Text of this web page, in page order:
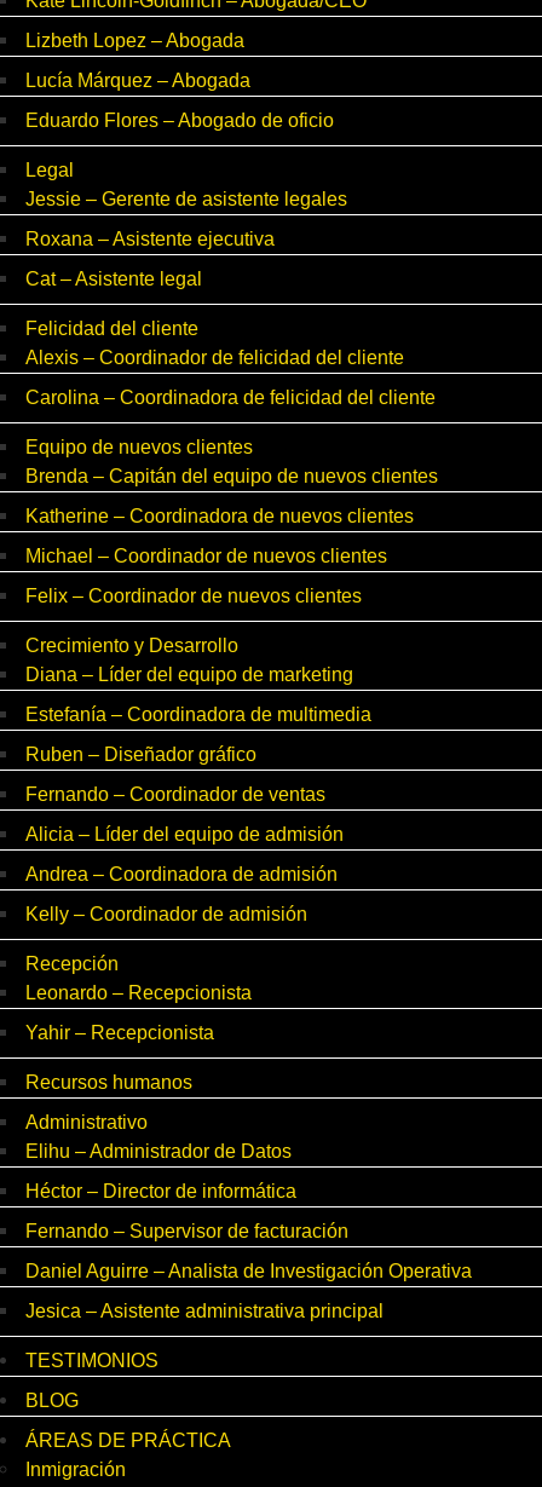
Lizbeth Lopez – Abogada
Lucía Márquez – Abogada
Eduardo Flores – Abogado de oficio
Legal
Jessie – Gerente de asistente legales
Roxana – Asistente ejecutiva
Cat – Asistente legal
Felicidad del cliente
Alexis – Coordinador de felicidad del cliente
Carolina – Coordinadora de felicidad del cliente
Equipo de nuevos clientes
Brenda – Capitán del equipo de nuevos clientes
Katherine – Coordinadora de nuevos clientes
Michael – Coordinador de nuevos clientes
Felix – Coordinador de nuevos clientes
Crecimiento y Desarrollo
Diana – Líder del equipo de marketing
Estefanía – Coordinadora de multimedia
Ruben – Diseñador gráfico
Fernando – Coordinador de ventas
Alicia – Líder del equipo de admisión
Andrea – Coordinadora de admisión
Kelly – Coordinador de admisión
Recepción
Leonardo – Recepcionista
Yahir – Recepcionista
Recursos humanos
Administrativo
Elihu – Administrador de Datos
Héctor – Director de informática
Fernando – Supervisor de facturación
Daniel Aguirre – Analista de Investigación Operativa
Jesica – Asistente administrativa principal
TESTIMONIOS
BLOG
ÁREAS DE PRÁCTICA
Inmigración